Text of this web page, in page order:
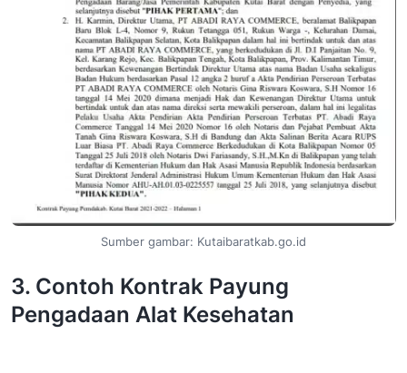
Sumber gambar: Kutaibaratkab.go.id
3. Contoh Kontrak Payung
Pengadaan Alat Kesehatan